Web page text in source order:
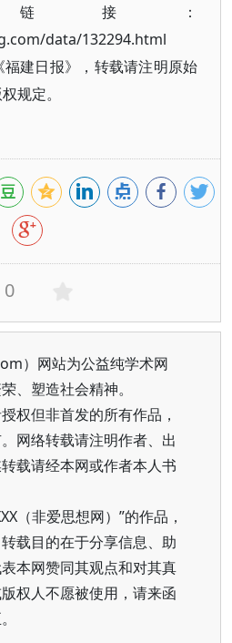
接：
data/132294.html
建日报》，转载请注明原始
规定。
0
）网站为公益纯学术网
、塑造社会精神。
权但非首发的所有作品，
网络转载请注明作者、出
载请经本网或作者本人书
（非爱思想网）”的作品，
载目的在于分享信息、助
本网赞同其观点和对其真
权人不愿被使用，请来函